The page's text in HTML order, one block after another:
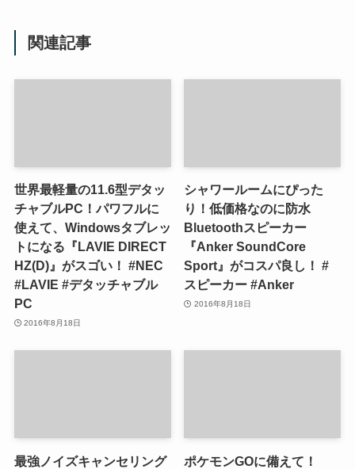
関連記事
世界最軽量の11.6型デタッ
チャブルPC！パワフルに
使えて、Windowsタブレッ
トになる『LAVIE DIRECT
HZ(D)』がスゴい！ #NEC
#LAVIE #デタッチャブル
PC
2016年8月18日
シャワールームにぴった
り！低価格なのに防水
Bluetoothスピーカー
『Anker SoundCore
Sport』がコスパ良し！ #
スピーカー #Anker
2016年8月18日
最強ノイズキャンセリング
ポケモンGOに備えて！